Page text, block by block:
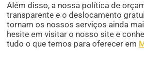
Além disso, a nossa política de
transparente e o deslocamento
tornam os nossos serviços ainda
hesite em visitar o nosso site e
tudo o que temos para oferecer em